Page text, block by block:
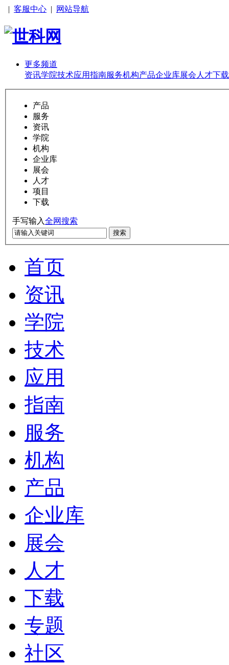
| 客服中心 | 网站导航
更多频道
资讯学院技术应用指南服务机构产品企业库展会 人才下载
产品
服务
资讯
学院
机构
企业库
展会
人才
项目
下载
手写输入全网搜索
搜索
首页
资讯
学院
技术
应用
指南
服务
机构
产品
企业库
展会
人才
下载
专题
社区